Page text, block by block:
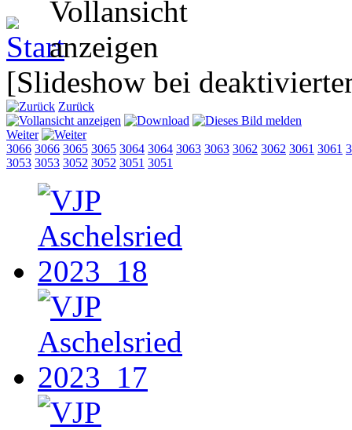
[Slideshow bei
Zurück
Weiter
3066 3066 3065 3065 3064 3064 3063 3063 3062 3062 3061 3061
3053 3053 3052 3052 3051 3051